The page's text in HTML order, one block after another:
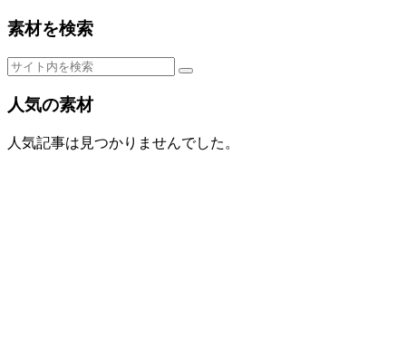
素材を検索
人気の素材
人気記事は見つかりませんでした。